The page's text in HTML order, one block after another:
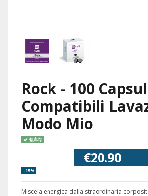
Rock - 100
Compatibili
Modo Mio
有库存
€20.90
-15%
Miscela energica dalla straordinaria